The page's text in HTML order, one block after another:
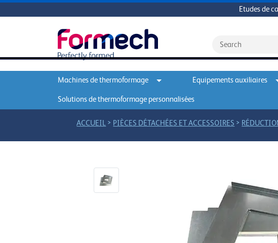
Etudes de
Machines de thermoformage Equipements auxiliaires
Solutions de thermoformage personnalisées
ACCUEIL > PIÈCES DÉTACHÉES ET ACCESSOIRES >